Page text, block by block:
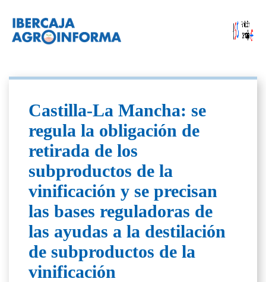
Castilla-La Mancha: se
regula la obligación de
retirada de los
subproductos de la
vinificación y se precisan
las bases reguladoras de
las ayudas a la destilación
de subproductos de la
vinificación